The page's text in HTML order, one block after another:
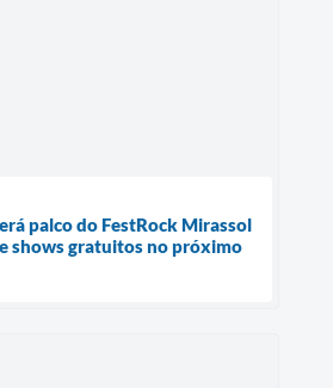
palco do FestRock Mirassol
shows gratuitos no próximo